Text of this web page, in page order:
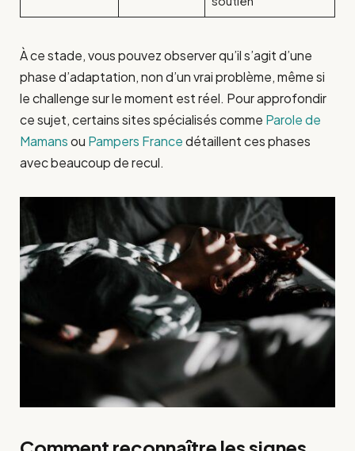
À ce stade, vous pouvez observer qu’il s’agit d’une
phase d’adaptation, non d’un vrai problème, même si
le challenge sur le moment est réel. Pour approfondir
ce sujet, certains sites spécialisés comme Parole de
Mamansou Pampers Francedétaillent ces phases
avec beaucoup de recul.